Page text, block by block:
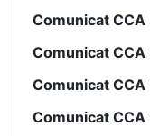
Comunicat CCA
Comunicat CCA
Comunicat CCA
Comunicat CCA